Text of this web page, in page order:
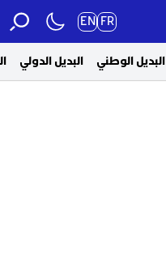
FR
EN
البديل الوطني البديل الدولي